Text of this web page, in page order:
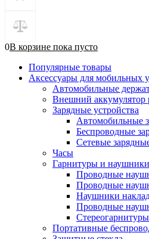
0В корзине пока пусто
Популярные товары
Аксессуары для мобильных
Автомобильные
Внешний аккумулятор
Зарядные устройства
Автомобильные
Беспроводные
Сетевые
Часы
Гарнитуры и наушники
Проводные
Проводные
Наушники
Проводные
Портативные